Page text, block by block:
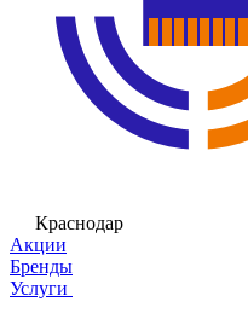
Краснодар
Акции
Бренды
Услуги